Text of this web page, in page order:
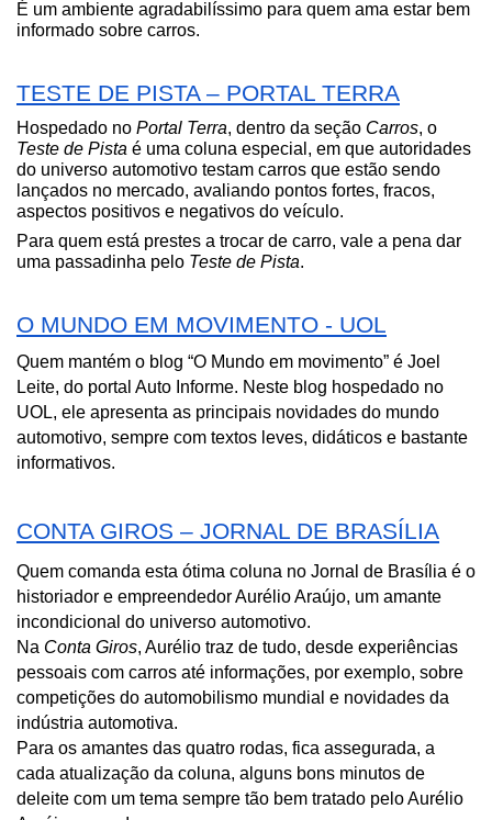
É um ambiente agradabilíssimo para quem ama estar bem
informado sobre carros.
TESTE DE PISTA – PORTAL TERRA
Hospedado no Portal Terra, dentro da seção Carros
Teste de Pista é uma coluna especial, em que autoridades
do universo automotivo testam carros que estão sendo
lançados no mercado, avaliando pontos fortes, fracos,
aspectos positivos e negativos do veículo.
Para quem está prestes a trocar de carro, vale a pena dar
uma passadinha pelo Teste de Pista.
O MUNDO EM MOVIMENTO - UOL
Quem mantém o blog “O Mundo em movimento” é Joel
Leite, do portal Auto Informe. Neste blog hospedado no
UOL, ele apresenta as principais novidades do mundo
automotivo, sempre com textos leves, didáticos e bastante
informativos.
CONTA GIROS – JORNAL DE BRASÍLIA
Quem comanda esta ótima coluna no Jornal de Brasília é o
historiador e empreendedor Aurélio Araújo, um amante
incondicional do universo automotivo.
Na Conta Giros, Aurélio traz de tudo, desde experiências
pessoais com carros até informações, por exemplo, sobre
competições do automobilismo mundial e novidades da
indústria automotiva.
Para os amantes das quatro rodas, fica assegurada, a
cada atualização da coluna, alguns bons minutos de
deleite com um tema sempre tão bem tratado pelo Aurélio